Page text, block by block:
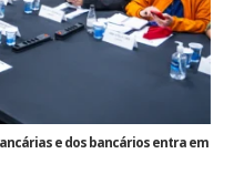
e dos bancários entra em